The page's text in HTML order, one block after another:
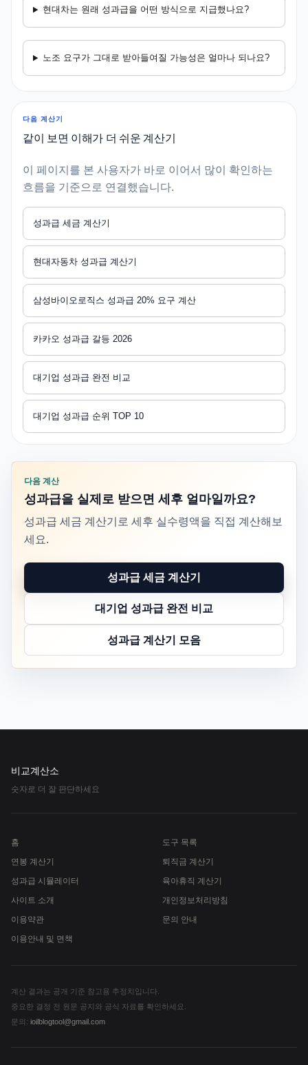
현대차는 원래 성과급을 어떤 방식으로 지급했나요?
노조 요구가 그대로 받아들여질 가능성은 얼마나 되나요?
다음 계산기
같이 보면 이해가 더 쉬운 계산기
이 페이지를 본 사용자가 바로 이어서 많이 확인하는
흐름을 기준으로 연결했습니다.
성과급 세금 계산기
현대자동차 성과급 계산기
삼성바이오로직스 성과급 20% 요구 계산
카카오 성과급 갈등 2026
대기업 성과급 완전 비교
대기업 성과급 순위 TOP 10
다음 계산
성과급을 실제로 받으면 세후 얼마일까요?
성과급 세금 계산기로 세후 실수령액을 직접 계산해보
세요.
성과급 세금 계산기
대기업 성과급 완전 비교
성과급 계산기 모음
비교계산소
숫자로 더 잘 판단하세요
홈
도구 목록
연봉 계산기
퇴직금 계산기
성과급 시뮬레이터
육아휴직 계산기
사이트 소개
개인정보처리방침
이용약관
문의 안내
이용안내 및 면책
계산 결과는 공개 기준 참고용 추정치입니다.
중요한 결정 전 원문 공지와 공식 자료를 확인하세요.
문의: ioilblogtool@gmail.com